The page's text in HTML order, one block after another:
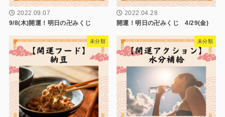
2022.09.07
9/8(木)開運！明日の卍みくじ
2022.04.28
開運！明日の卍みくじ 4/29(金)
未分類 未分類